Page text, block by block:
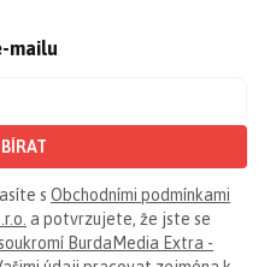
mailu
s Obchodními podmínkami
a potvrzujete, že jste se
BurdaMedia Extra -